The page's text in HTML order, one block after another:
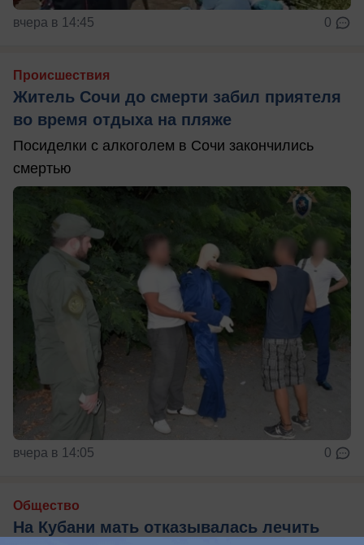
вчера в 14:45 0
Происшествия
Житель Сочи до смерти забил приятеля
во время отдыха на пляже
Посиделки с алкоголем в Сочи закончились
смертью
вчера в 14:05 0
Общество
На Кубани мать отказывалась лечить